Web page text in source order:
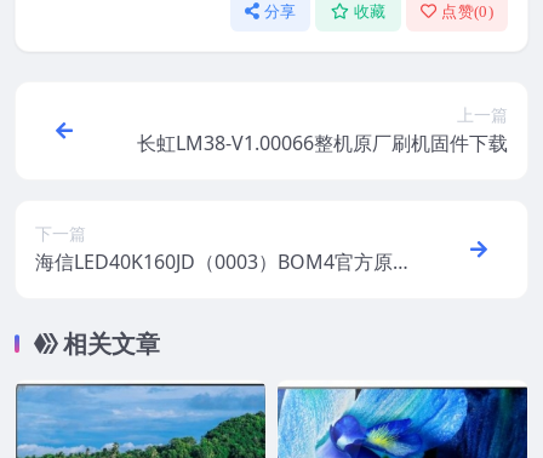
分享 收藏 点赞(0)
上一篇
长虹LM38-V1.00066整机原厂刷机固件下载
下一篇
海信LED40K160JD（0003）BOM4官方原
相关文章